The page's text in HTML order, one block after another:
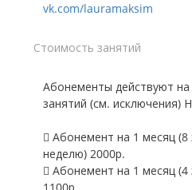
vk.com/lauramaksim
Стоимость занятий
Абонементы действуют
занятий (см. исключения)
 Абонемент на 1 месяц (8
неделю) 2000р.
 Абонемент на 1 месяц (4